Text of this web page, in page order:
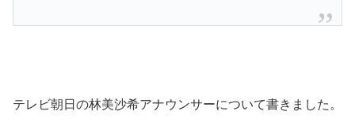
テレビ朝日の林美沙希アナウンサーについて書きました。